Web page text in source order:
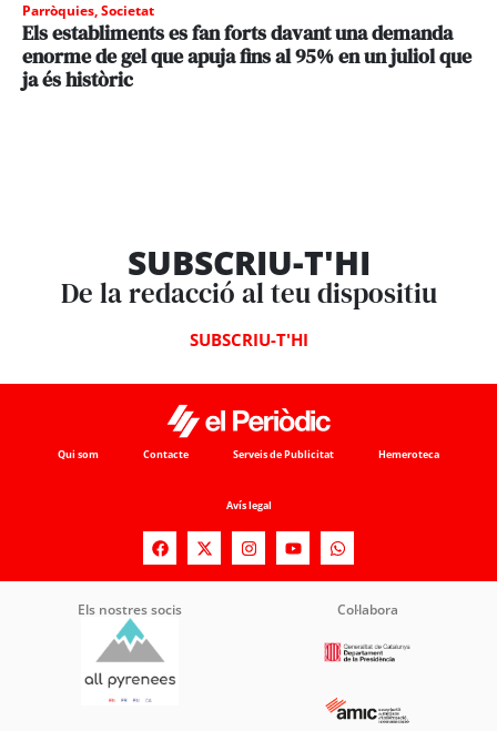
Parròquies,Societat
Els establiments es fan forts davant una demanda
enorme de gel que apuja fins al 95% en un juliol que
ja és històric
SUBSCRIU-T'HI
De la redacció al teu dispositiu
SUBSCRIU-T'HI
Qui som Contacte Serveis de Publicitat Hemeroteca
Avís legal
Els nostres socis Col·labora